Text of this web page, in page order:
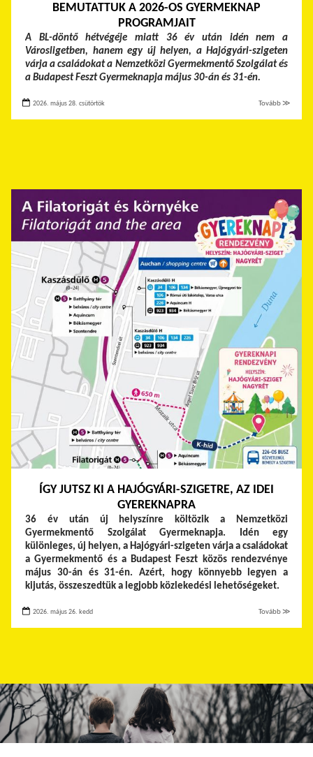
BEMUTATTUK A 2026-OS GYERMEKNAP
PROGRAMJAIT
A BL-döntő hétvégéje miatt 36 év után idén nem a
Városligetben, hanem egy új helyen, a Hajógyári-szigeten
várja a családokat a Nemzetközi Gyermekmentő Szolgálat és
a Budapest Feszt Gyermeknapja május 30-án és 31-én.
2026. május 28. csütörtök Tovább ≫
ÍGY JUTSZ KI A HAJÓGYÁRI-SZIGETRE, AZ IDEI
GYEREKNAPRA
36 év után új helyszínre költözik a Nemzetközi
Gyermekmentő Szolgálat Gyermeknapja. Idén egy
különleges, új helyen, a Hajógyári-szigeten várja a családokat
a Gyermekmentő és a Budapest Feszt közös rendezvénye
május 30-án és 31-én. Azért, hogy könnyebb legyen a
kijutás, összeszedtük a legjobb közlekedési lehetőségeket.
2026. május 26. kedd Tovább ≫